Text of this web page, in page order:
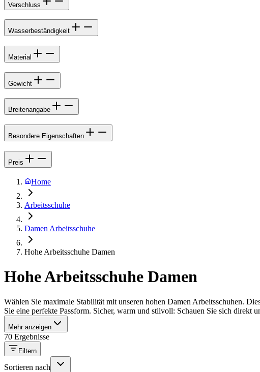
Verschluss
Wasserbeständigkeit
Material
Gewicht
Breitenangabe
Besondere Eigenschaften
Preis
Home
Arbeitsschuhe
Damen Arbeitsschuhe
Hohe Arbeitsschuhe Damen
Hohe Arbeitsschuhe Damen
Wählen Sie maximale Stabilität mit unseren hohen Damen Arbeitsschuhen.
Sie eine perfekte Passform. Sicher, warm und stilvoll: Schauen Sie sich direkt
Mehr anzeigen
70 Ergebnisse
Filtern
Sortieren nach